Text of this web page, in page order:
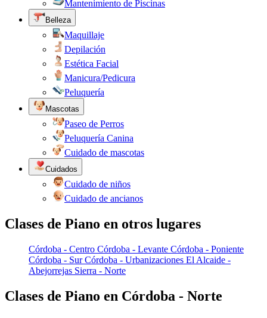
Mantenimiento de Piscinas
Belleza
Maquillaje
Depilación
Estética Facial
Manicura/Pedicura
Peluquería
Mascotas
Paseo de Perros
Peluquería Canina
Cuidado de mascotas
Cuidados
Cuidado de niños
Cuidado de ancianos
Clases de Piano en otros lugares
Córdoba - Centro Córdoba - Levante Córdoba - Poniente
Córdoba - Sur Córdoba - Urbanizaciones El Alcaide -
Abejorrejas Sierra - Norte
Clases de Piano en Córdoba - Norte